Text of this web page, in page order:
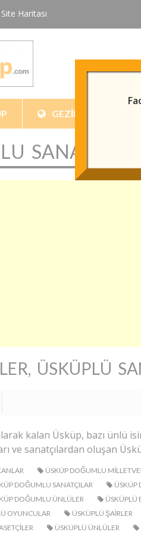
Site Haritası
GEZILECEK/
SANATÇILAR
ÜSKÜPLÜ
kalan Üsküp, bazı ünlü
ve sanatçılardan oluşan
ÜSKÜP DOĞUMLU
DOĞUMLU SANATÇILAR
ÜSKÜP
DOĞUMLU ÜNLÜLER
ÜSKÜPLÜ
OYUNCULAR ÜSKÜPLÜ ŞAIRLER
ÜSKÜPLÜ ÜNLÜLER